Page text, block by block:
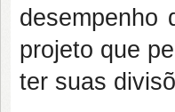
desempenho
projeto que
ter suas